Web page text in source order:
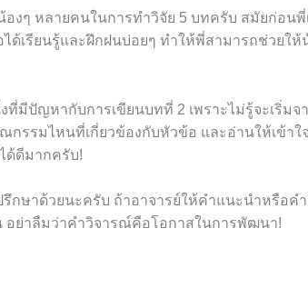
งๆ หลายคนในการทำวิจัย 5 บทครับ สมัยก่อนพี่
ด้เรียนรู้และฝึกฝนบ่อยๆ ทำให้พี่สามารถช่วยให้
มีปัญหากับการเขียนบทที่ 2 เพราะไม่รู้จะเริ่มจ
กรรมไหนที่เกี่ยวข้องกับหัวข้อ และอ่านให้เข้าใ
ด้ดีมากครับ!
กษาด้วยนะครับ ถ้าอาจารย์ให้คำแนะนำหรือค
อย่าลืมว่าคำวิจารณ์คือโอกาสในการพัฒนา!